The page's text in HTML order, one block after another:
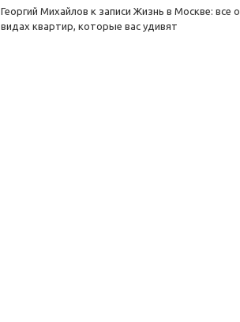
Георгий Михайлов к записи Жизнь в Москве: все о
видах квартир, которые вас удивят